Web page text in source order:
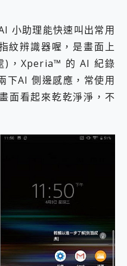
小助理能快速叫出常用
紋辨識器喔，是畫面上
)，Xperia™ 的 AI 紀錄
下AI 側邊感應，常使用
面看起來乾乾淨淨，不